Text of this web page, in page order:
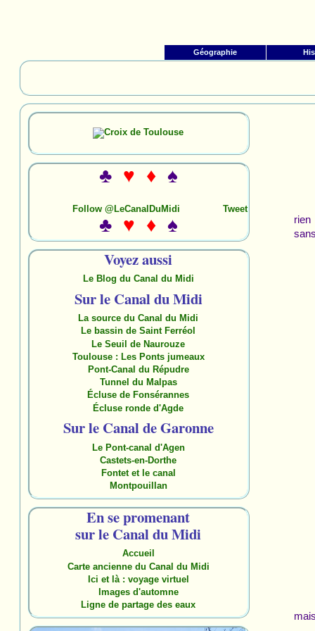
Géographie
♣ ♥ ♦♠
Tweet
Follow @LeCanalDuMidi
♣ ♥ ♦♠
Voyez aussi
Le Blog du Canal du Midi
Sur le Canal du Midi
La source du Canal du Midi
Le bassin de Saint Ferréol
Le Seuil de Naurouze
Toulouse : Les Ponts jumeaux
Pont-Canal du Répudre
Tunnel du Malpas
Écluse de Fonsérannes
Écluse ronde d'Agde
Sur le Canal de Garonne
Le Pont-canal d'Agen
Castets-en-Dorthe
Fontet et le canal
Montpouillan
En se promenant
sur le Canal du Midi
Accueil
Carte ancienne du Canal du Midi
Ici et là : voyage virtuel
Images d'automne
Ligne de partage des eaux
rien